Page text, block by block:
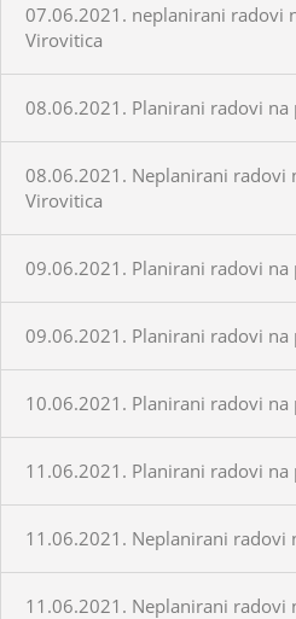
07.06.2021. neplanirani radovi
Virovitica
08.06.2021. Planirani radovi na
08.06.2021. Neplanirani radovi
Virovitica
09.06.2021. Planirani radovi na
09.06.2021. Planirani radovi
10.06.2021. Planirani radovi na
11.06.2021. Planirani radovi
11.06.2021. Neplanirani radovi
11.06.2021. Neplanirani radovi